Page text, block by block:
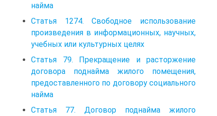
найма
Статья 1274. Свободное использование
произведения в информационных, научных,
учебных или культурных целях
Статья 79. Прекращение и расторжение
договора поднайма жилого помещения,
предоставленного по договору социального
найма
Статья 77. Договор поднайма жилого